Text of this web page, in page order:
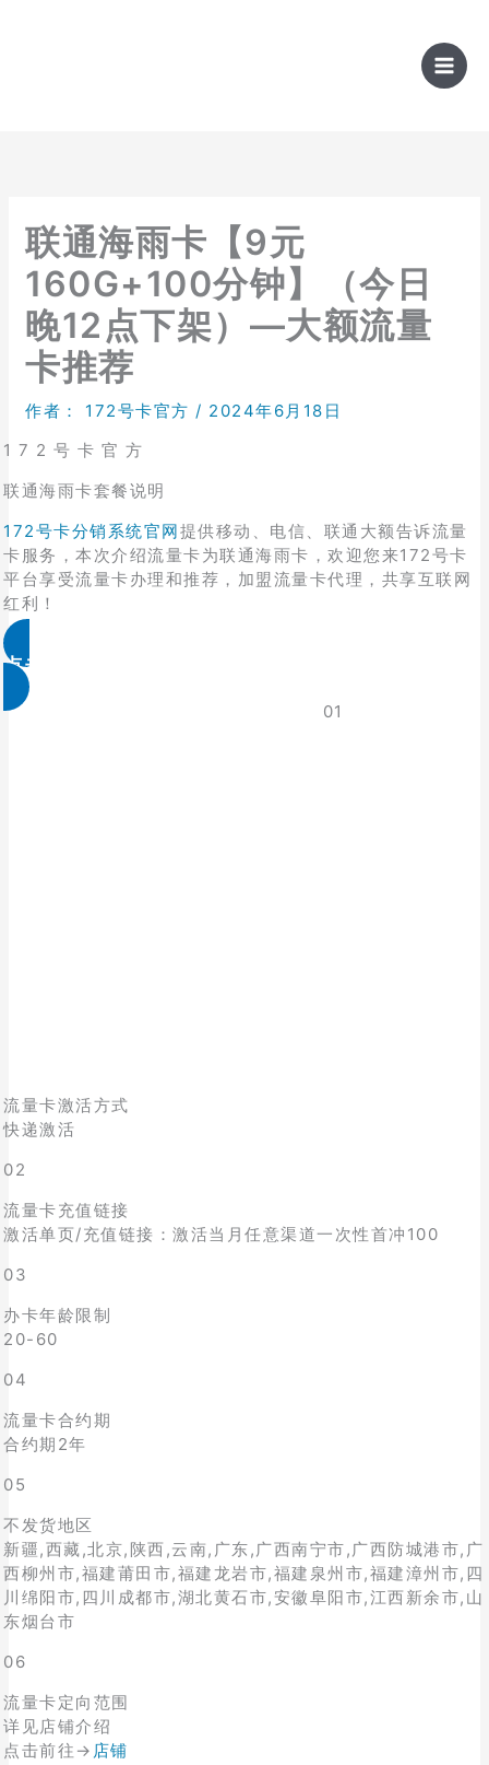
联通海雨卡【9元
160G+100分钟】（今日
晚12点下架）—大额流量
卡推荐
作者： 172号卡官方 / 2024年6月18日
1 7 2 号 卡 官 方
联通海雨卡套餐说明
172号卡分销系统官网提供移动、电信、联通大额告诉流量
卡服务，本次介绍流量卡为联通海雨卡，欢迎您来172号卡
平台享受流量卡办理和推荐，加盟流量卡代理，共享互联网
红利！
点击免费领取
01
流量卡激活方式
快递激活
02
流量卡充值链接
激活单页/充值链接：激活当月任意渠道一次性首冲100
03
办卡年龄限制
20-60
04
流量卡合约期
合约期2年
05
不发货地区
新疆,西藏,北京,陕西,云南,广东,广西南宁市,广西防城港市,广
西柳州市,福建莆田市,福建龙岩市,福建泉州市,福建漳州市,四
川绵阳市,四川成都市,湖北黄石市,安徽阜阳市,江西新余市,山
东烟台市
06
流量卡定向范围
详见店铺介绍
点击前往→ 店铺